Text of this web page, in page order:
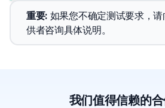
重要: 如果您不确定测试要求，
供者咨询具体说明。
我们值得信赖的